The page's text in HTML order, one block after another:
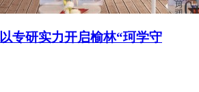
专研实力开启榆林“珂学守